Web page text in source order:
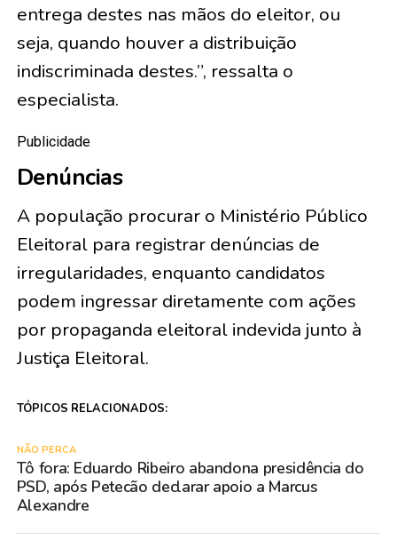
entrega destes nas mãos do eleitor, ou
seja, quando houver a distribuição
indiscriminada destes.”, ressalta o
especialista.
Publicidade
Denúncias
A população procurar o Ministério Público
Eleitoral para registrar denúncias de
irregularidades, enquanto candidatos
podem ingressar diretamente com ações
por propaganda eleitoral indevida junto à
Justiça Eleitoral.
TÓPICOS RELACIONADOS:
NÃO PERCA
Tô fora: Eduardo Ribeiro abandona presidência do
PSD, após Petecão declarar apoio a Marcus
Alexandre